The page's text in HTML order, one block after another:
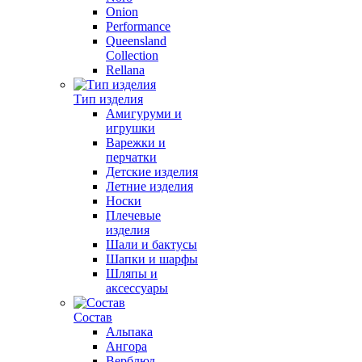
Onion
Performance
Queensland
Collection
Rellana
Тип изделия
Амигуруми и
игрушки
Варежки и
перчатки
Детские изделия
Летние изделия
Носки
Плечевые
изделия
Шали и бактусы
Шапки и шарфы
Шляпы и
аксессуары
Состав
Альпака
Ангора